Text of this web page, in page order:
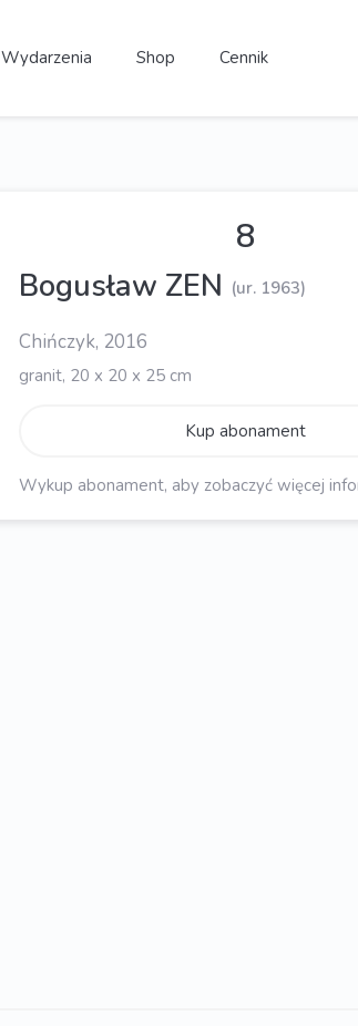
Wydarzenia Shop Cennik
8
Bogusław ZEN (ur. 1963)
Chińczyk, 2016
granit, 20 x 20 x 25 cm
Kup abonament
Wykup abonament, aby zobaczyć więcej